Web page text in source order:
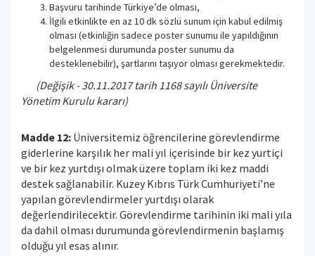
Başvuru tarihinde Türkiye’de olması,
İlgili etkinlikte en az 10 dk sözlü sunum için kabul edilmiş
olması (etkinliğin sadece poster sunumu ile yapıldığının
belgelenmesi durumunda poster sunumu da
desteklenebilir), şartlarını taşıyor olması gerekmektedir.
(Değişik - 30.11.2017 tarih 1168 sayılı Üniversite
Yönetim Kurulu kararı)
Madde 12: Üniversitemiz öğrencilerine görevlendirme
giderlerine karşılık her mali yıl içerisinde bir kez yurtiçi
ve bir kez yurtdışı olmak üzere toplam iki kez maddi
destek sağlanabilir. Kuzey Kıbrıs Türk Cumhuriyeti’ne
yapılan görevlendirmeler yurtdışı olarak
değerlendirilecektir. Görevlendirme tarihinin iki mali yıla
da dahil olması durumunda görevlendirmenin başlamış
olduğu yıl esas alınır.